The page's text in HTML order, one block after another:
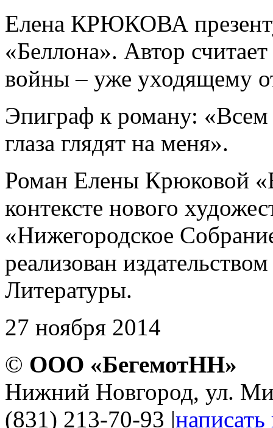
Елена КРЮКОВА
«Беллона». Автор
войны – уже уходящему
Эпиграф к роману:
глаза глядят на меня».
Роман Елены Крюковой
контексте нового
«Нижегородское
реализован
Литературы.
27 ноября 2014
© ООО «БегемотНН»
Нижний Новгород, ул.
(831) 213-70-93 |